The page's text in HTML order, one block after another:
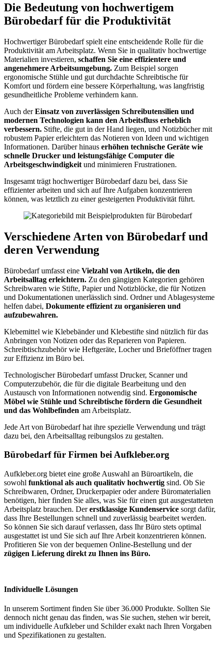
Die Bedeutung von hochwertigem
Bürobedarf für die Produktivität
Hochwertiger Bürobedarf spielt eine entscheidende Rolle für die
Produktivität am Arbeitsplatz. Wenn Sie in qualitativ hochwertige
Materialien investieren, schaffen Sie eine effizientere und
angenehmere Arbeitsumgebung. Zum Beispiel sorgen
ergonomische Stühle und gut durchdachte Schreibtische für
Komfort und fördern eine bessere Körperhaltung, was langfristig
gesundheitliche Probleme verhindern kann.
Auch derEinsatz von zuverlässigen Schreibutensilien und
modernen Technologien kann den Arbeitsfluss erheblich
verbessern. Stifte, die gut in der Hand liegen, und Notizbücher mit
robustem Papier erleichtern das Notieren von Ideen und wichtigen
Informationen. Darüber hinaus erhöhen technische Geräte wie
schnelle Drucker und leistungsfähige Computer die
Arbeitsgeschwindigkeit und minimieren Frustrationen.
Insgesamt trägt hochwertiger Bürobedarf dazu bei, dass Sie
effizienter arbeiten und sich auf Ihre Aufgaben konzentrieren
können, was letztlich zu einer gesteigerten Produktivität führt.
Verschiedene Arten von Bürobedarf und
deren Verwendung
Bürobedarf umfasst eine Vielzahl von Artikeln, die den
Arbeitsalltag erleichtern. Zu den gängigen Kategorien gehören
Schreibwaren wie Stifte, Papier und Notizblöcke, die für Notizen
und Dokumentationen unerlässlich sind. Ordner und Ablagesysteme
helfen dabei, Dokumente effizient zu organisieren und
aufzubewahren.
Klebemittel wie Klebebänder und Klebestifte sind nützlich für das
Anbringen von Notizen oder das Reparieren von Papieren.
Schreibtischzubehör wie Heftgeräte, Locher und Brieföffner tragen
zur Effizienz im Büro bei.
Technologischer Bürobedarf umfasst Drucker, Scanner und
Computerzubehör, die für die digitale Bearbeitung und den
Austausch von Informationen notwendig sind. Ergonomische
Möbel wie Stühle und Schreibtische fördern die Gesundheit
und das Wohlbefinden am Arbeitsplatz.
Jede Art von Bürobedarf hat ihre spezielle Verwendung und trägt
dazu bei, den Arbeitsalltag reibungslos zu gestalten.
Bürobedarf für Firmen bei Aufkleber.org
Aufkleber.org bietet eine große Auswahl an Büroartikeln, die
sowohl funktional als auch qualitativ hochwertig sind. Ob Sie
Schreibwaren, Ordner, Druckerpapier oder andere Büromaterialien
benötigen, hier finden Sie alles, was Sie für einen gut ausgestatteten
Arbeitsplatz brauchen. Dererstklassige Kundenservice sorgt dafür,
dass Ihre Bestellungen schnell und zuverlässig bearbeitet werden.
So können Sie sich darauf verlassen, dass Ihr Büro stets optimal
ausgestattet ist und Sie sich auf Ihre Arbeit konzentrieren können.
Profitieren Sie von der bequemen Online-Bestellung und der
zügigen Lieferung direkt zu Ihnen ins Büro.
Individuelle Lösungen
In unserem Sortiment finden Sie über 36.000 Produkte. Sollten Sie
dennoch nicht genau das finden, was Sie suchen, stehen wir bereit,
um individuelle Aufkleber und Schilder exakt nach Ihren Vorgaben
und Spezifikationen zu gestalten.